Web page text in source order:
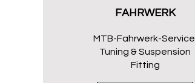
FAHRWERK
MTB-Fahrwerk-Service,
Tuning & Suspension
Fitting